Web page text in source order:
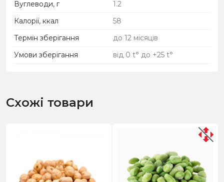
Вуглеводи, г
1.2
Калорії, ккал
58
Термін зберігання
до 12 місяців
Умови зберігання
від 0 t° до +25 t°
Схожі товари